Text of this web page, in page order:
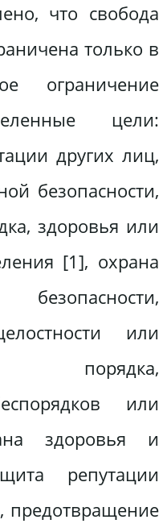
что свобода
только в
ограничение
цели:
других лиц,
безопасности,
здоровья или
[1], охрана
или
порядка,
или
здоровья и
репутации
предотвращение